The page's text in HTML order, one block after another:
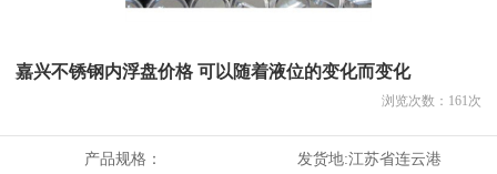
嘉兴不锈钢内浮盘价格 可以随着液位的变化而变化
浏览次数： 161次
产品规格： 发货地:江苏省连云港